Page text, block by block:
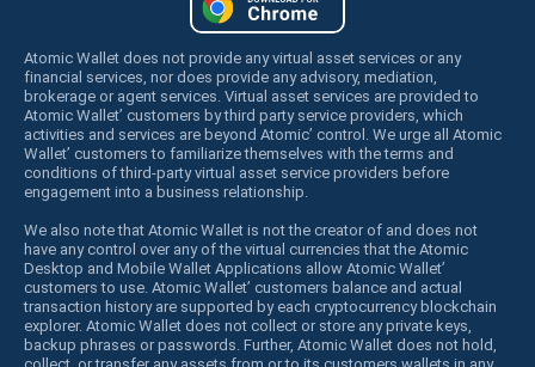
Atomic Wallet does not provide any virtual asset services or any
financial services, nor does provide any advisory, mediation,
brokerage or agent services. Virtual asset services are provided to
Atomic Wallet’ customers by third party service providers, which
activities and services are beyond Atomic’ control. We urge all Atomic
Wallet’ customers to familiarize themselves with the terms and
conditions of third-party virtual asset service providers before
engagement into a business relationship.
We also note that Atomic Wallet is not the creator of and does not
have any control over any of the virtual currencies that the Atomic
Desktop and Mobile Wallet Applications allow Atomic Wallet’
customers to use. Atomic Wallet’ customers balance and actual
transaction history are supported by each cryptocurrency blockchain
explorer. Atomic Wallet does not collect or store any private keys,
backup phrases or passwords. Further, Atomic Wallet does not hold,